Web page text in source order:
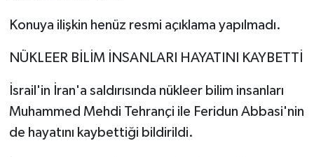
Konuya ilişkin henüz resmi açıklama yapılmadı.
NÜKLEER BİLİM İNSANLARI HAYATINI KAYBETTİ
İsrail'in İran'a saldırısında nükleer bilim insanları
Muhammed Mehdi Tehrançi ile Feridun Abbasi'nin
de hayatını kaybettiği bildirildi.